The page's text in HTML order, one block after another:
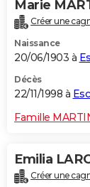
Marie
Créer une
Naissance
20/06/1903 à
Décès
22/11/1998 à
Famille
Emilia
Créer une